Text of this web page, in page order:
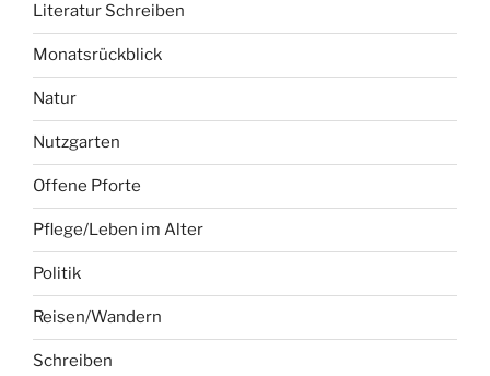
Literatur Schreiben
Monatsrückblick
Natur
Nutzgarten
Offene Pforte
Pflege/Leben im Alter
Politik
Reisen/Wandern
Schreiben